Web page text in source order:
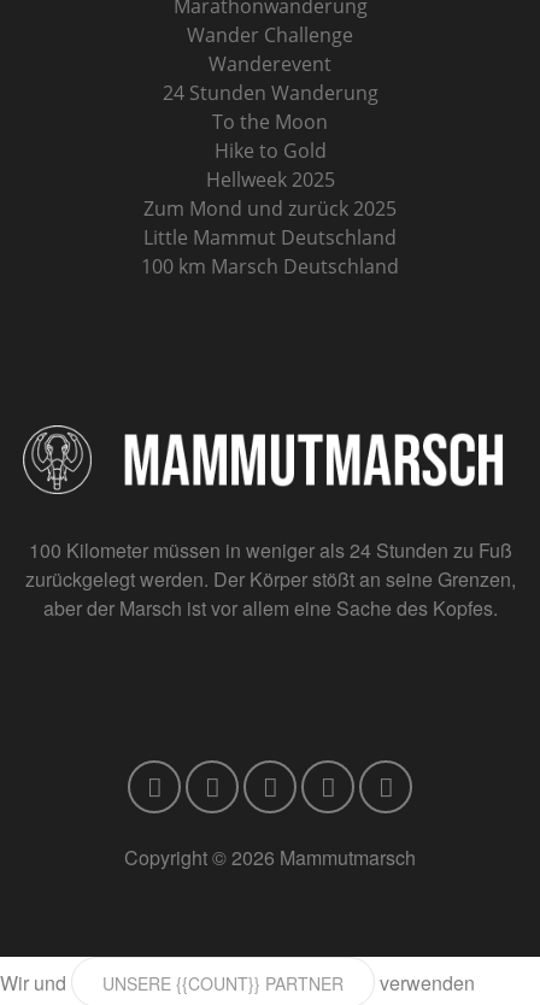
Marathonwanderung
Wander Challenge
Wanderevent
24 Stunden Wanderung
To the Moon
Hike to Gold
Hellweek 2025
Zum Mond und zurück 2025
Little Mammut Deutschland
100 km Marsch Deutschland
100 Kilometer müssen in weniger als 24 Stunden zu Fuß
zurückgelegt werden. Der Körper stößt an seine Grenzen,
aber der Marsch ist vor allem eine Sache des Kopfes.
Copyright © 2026 Mammutmarsch
Wir und UNSERE {{COUNT}} PARTNER
verwenden